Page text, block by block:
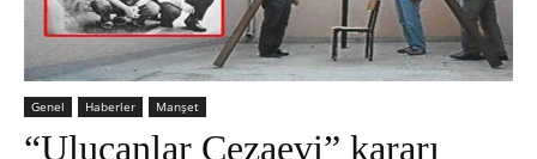
Genel Haberler Manşet
“Ulucanlar Cezaevi” kararı